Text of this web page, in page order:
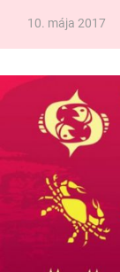
10. mája 2017